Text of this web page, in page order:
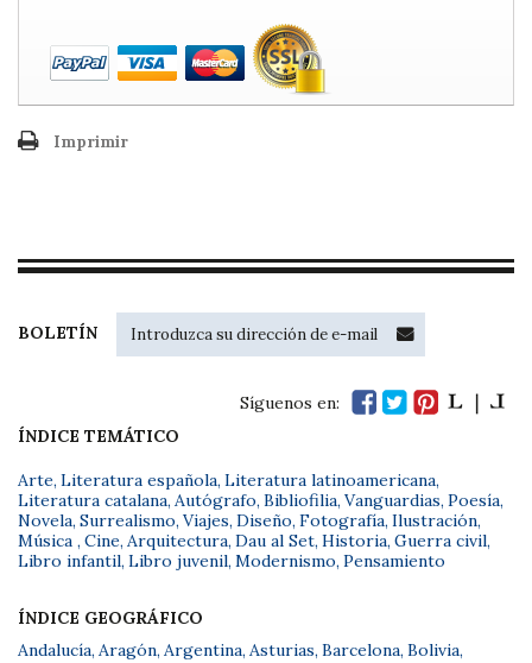
Imprimir
BOLETÍN
Síguenos en:
ÍNDICE TEMÁTICO
Arte, Literatura española, Literatura latinoamericana,
Literatura catalana, Autógrafo, Bibliofilia, Vanguardias, Poesía,
Novela, Surrealismo, Viajes, Diseño, Fotografía, Ilustración,
Música , Cine, Arquitectura, Dau al Set, Historia, Guerra civil,
Libro infantil, Libro juvenil, Modernismo, Pensamiento
ÍNDICE GEOGRÁFICO
Andalucía, Aragón, Argentina, Asturias, Barcelona, Bolivia,